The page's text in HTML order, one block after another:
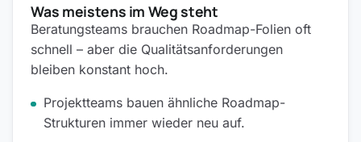
Was meistens im Weg steht
Beratungsteams brauchen Roadmap-Folien oft
schnell – aber die Qualitätsanforderungen
bleiben konstant hoch.
Projektteams bauen ähnliche Roadmap-
Strukturen immer wieder neu auf.